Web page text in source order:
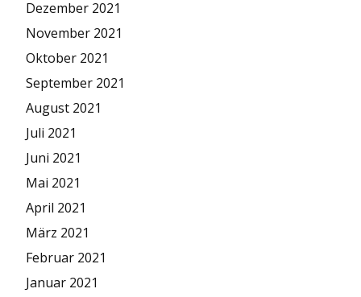
Dezember 2021
November 2021
Oktober 2021
September 2021
August 2021
Juli 2021
Juni 2021
Mai 2021
April 2021
März 2021
Februar 2021
Januar 2021